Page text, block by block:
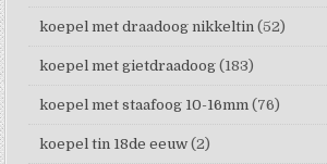
koepel met draadoog nikkeltin (52)
koepel met gietdraadoog (183)
koepel met staafoog 10-16mm (76)
koepel tin 18de eeuw (2)